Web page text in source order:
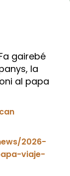
gairebé
la
al papa
2026-
viaje-